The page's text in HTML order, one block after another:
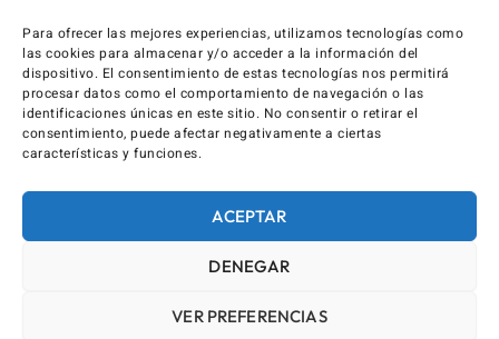
Para ofrecer las mejores experiencias, utilizamos tecnologías como
las cookies para almacenar y/o acceder a la información del
dispositivo. El consentimiento de estas tecnologías nos permitirá
procesar datos como el comportamiento de navegación o las
identificaciones únicas en este sitio. No consentir o retirar el
consentimiento, puede afectar negativamente a ciertas
características y funciones.
ACEPTAR
DENEGAR
VER PREFERENCIAS